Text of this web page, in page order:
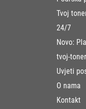
Tvoj
24/7
Novo:
tvoj-
Uvjeti
O nama
Kontakt